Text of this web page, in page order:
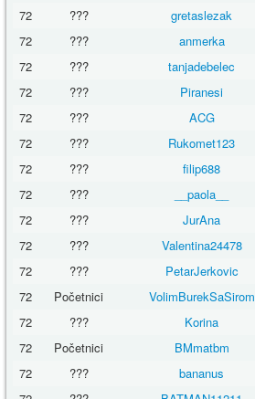
72
??? gretaslezak
72
??? anmerka
72
??? tanjadebelec
72
??? Piranesi
72
??? ACG
72
??? Rukomet123
72
??? filip688
72
??? __paola__
72
??? JurAna
72
??? Valentina24478
72
??? PetarJerkovic
72
Početnici VolimBurekSaSirom
72
??? Korina
72
Početnici BMmatbm
72
??? bananus